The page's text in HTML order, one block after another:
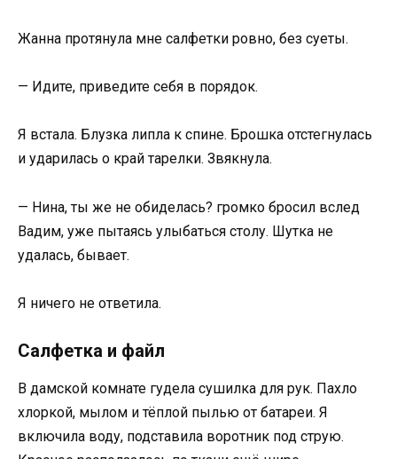
Жанна протянула мне салфетки ровно, без суеты.
— Идите, приведите себя в порядок.
Я встала. Блузка липла к спине. Брошка отстегнулась
и ударилась о край тарелки. Звякнула.
— Нина, ты же не обиделась? громко бросил вслед
Вадим, уже пытаясь улыбаться столу. Шутка не
удалась, бывает.
Я ничего не ответила.
Салфетка и файл
В дамской комнате гудела сушилка для рук. Пахло
хлоркой, мылом и тёплой пылью от батареи. Я
включила воду, подставила воротник под струю.